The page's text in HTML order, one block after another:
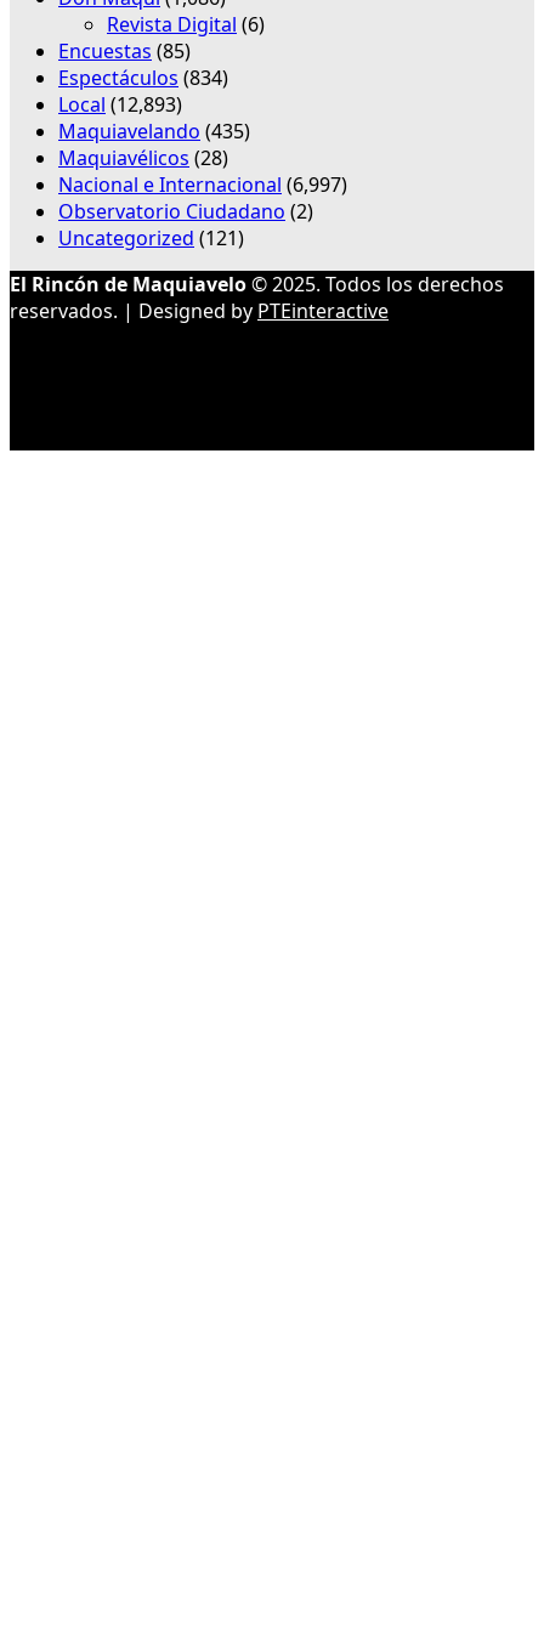
Revista Digital (6)
Encuestas (85)
Espectáculos (834)
Local (12,893)
Maquiavelando (435)
Maquiavélicos (28)
Nacional e Internacional (6,997)
Observatorio Ciudadano (2)
Uncategorized (121)
El Rincón de Maquiavelo© 2025. Todos los derechos
reservados. | Designed by PTEinteractive